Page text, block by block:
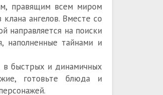
правящим всем миром
ангелов. Вместе со
направляется на поиски
тайнами и
в быстрых и динамичных
готовьте блюда и